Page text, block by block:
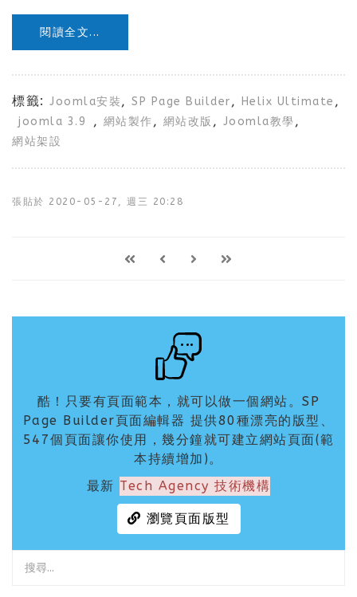
張貼於 2020-05-27, 週三 20:28
閱讀全文...
標籤: Joomla安裝 , SP Page Builder , Helix Ultimate ,
joomla 3.9 , 網站製作 , 網站改版 , Joomla教學 ,
網站架設
酷！只要有頁面範本，就可以做一個網站。SP
Page Builder頁面編輯器 提供80種漂亮的版型、
547個頁面讓你使用，幾分鐘就可建立網站頁面(範
本持續增加)。
最新 Tech Agency 技術機構
瀏覽頁面版型